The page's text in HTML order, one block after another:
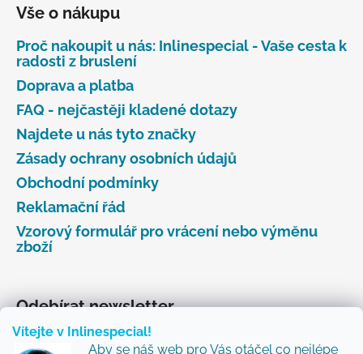
Vítejte v Inlinespecial!
Aby se náš web pro Vás otáčel co nejlépe
Vše o nákupu
Proč nakoupit u nás: Inlinespecial - Vaše cesta k
radosti z bruslení
Doprava a platba
FAQ - nejčastěji kladené dotazy
Najdete u nás tyto značky
Zásady ochrany osobních údajů
Obchodní podmínky
Reklamační řád
Vzorový formulář pro vrácení nebo výměnu
zboží
Odebírat newsletter
Vložte svůj e-mail a my vám budeme zasílat informace